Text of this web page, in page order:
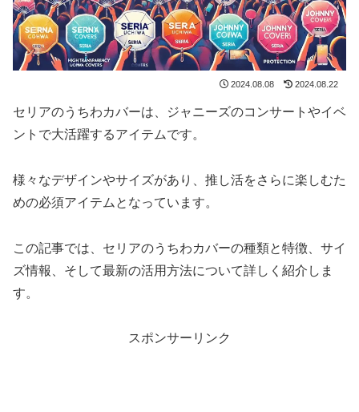
2024.08.08 2024.08.22
セリアのうちわカバーは、ジャニーズのコンサートやイベ
ントで大活躍するアイテムです。
様々なデザインやサイズがあり、推し活をさらに楽しむた
めの必須アイテムとなっています。
この記事では、セリアのうちわカバーの種類と特徴、サイ
ズ情報、そして最新の活用方法について詳しく紹介しま
す。
スポンサーリンク